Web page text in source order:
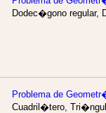
Dodec�gono regular,
Problema de
Cuadril�tero,